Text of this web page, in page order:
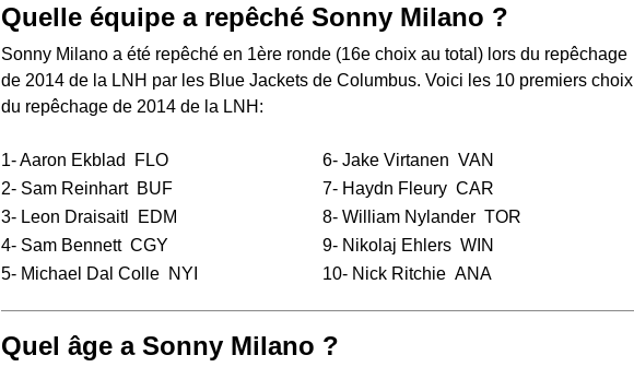
Quelle équipe a repêché Sonny Milano ?
Sonny Milano a été repêché en 1ère ronde (16e choix au total) lors du repêchage
de 2014 de la LNH par les Blue Jackets de Columbus. Voici les 10 premiers choix
du repêchage de 2014 de la LNH:
1-Aaron Ekblad
FLO
2- Sam Reinhart BUF
3- Leon Draisaitl
EDM
4- Sam Bennett CGY
5- Michael Dal Colle NYI
6-Jake Virtanen VAN
7- Haydn Fleury CAR
8-William Nylander TOR
9- Nikolaj Ehlers WIN
10- Nick Ritchie ANA
Quel âge a Sonny Milano ?